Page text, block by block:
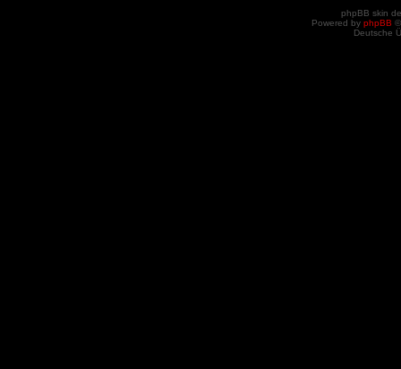
phpBB skin
Powered by phpBB
Deutsche